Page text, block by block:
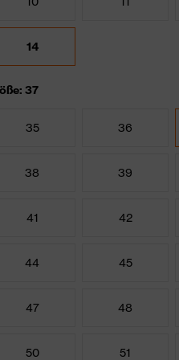
14
37
35 36
38 39
41 42
44 45
47 48
50 51